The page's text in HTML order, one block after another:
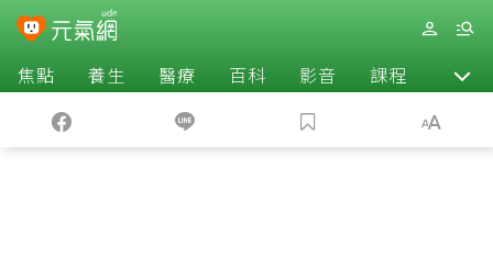
焦點 養生 醫療 百科 影音 課程 退休